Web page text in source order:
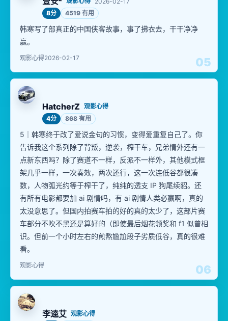
05
8分
4519 有用
韩寒写了部真正的中国侠客故事，事了拂衣去，干干净净
赢。
观影心得2026-02-17
06
HatcherZ 观影心得
4分
868 有用
5｜韩寒终于改了爱说金句的习惯，变得爱重复自己了。你
告诉我这个系列除了背叛，逆袭，榨干车，兄弟情外还有一
点新东西吗？除了赛道不一样，反派不一样外，其他模式框
架几乎一样，一次奏效，两次还行，这一次连低谷都很凑
数，人物弧光约等于榨干了，纯纯的透支 IP 狗尾续貂。还
有所有电影都要加 ai 剧情吗，有 ai 剧情人类必赢啊，真的
太没意思了。但国内拍赛车拍的好的真的太少了，这部片赛
车部分不吹不黑还是算好的（即使最后烟花领奖和 f1 似曾相
识。但前一个小时左右的煎熬尴尬段子劣质低谷，真的很难
看。
观影心得
李逵艾 观影心得